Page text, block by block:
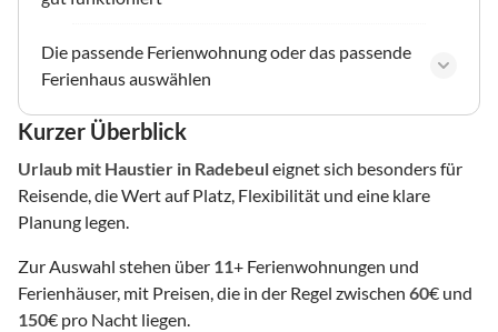
Die passende Ferienwohnung oder das passende
Ferienhaus auswählen
Kurzer Überblick
Urlaub mit Haustier in Radebeuleignet sich besonders für
Reisende, die Wert auf Platz, Flexibilität und eine klare
Planung legen.
Zur Auswahl stehen über 11+ Ferienwohnungen und
Ferienhäuser, mit Preisen, die in der Regel zwischen 60€ und
150€ pro Nacht liegen.